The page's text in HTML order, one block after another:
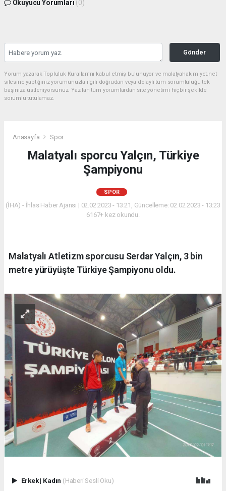
Okuyucu Yorumları (0)
Gönder
Yorum yazarak Topluluk Kuralları’nı kabul etmiş bulunuyor ve malatyahakimiyet.net
sitesine yaptığınız yorumunuzla ilgili doğrudan veya dolaylı tüm sorumluluğu tek
başınıza üstleniyorsunuz. Yazılan tüm yorumlardan site yönetimi hiçbir şekilde
sorumlu tutulamaz.
Anasayfa Spor
Malatyalı sporcu Yalçın, Türkiye
Şampiyonu
SPOR
(İHA) - İhlas Haber Ajansı | 02.02.2023 - 13:21, Güncelleme: 02.02.2023 - 13:23
6167+ kez okundu.
Malatyalı Atletizm sporcusu Serdar Yalçın, 3 bin
metre yürüyüşte Türkiye Şampiyonu oldu.
Erkek| Kadın (Haberi Sesli Oku)